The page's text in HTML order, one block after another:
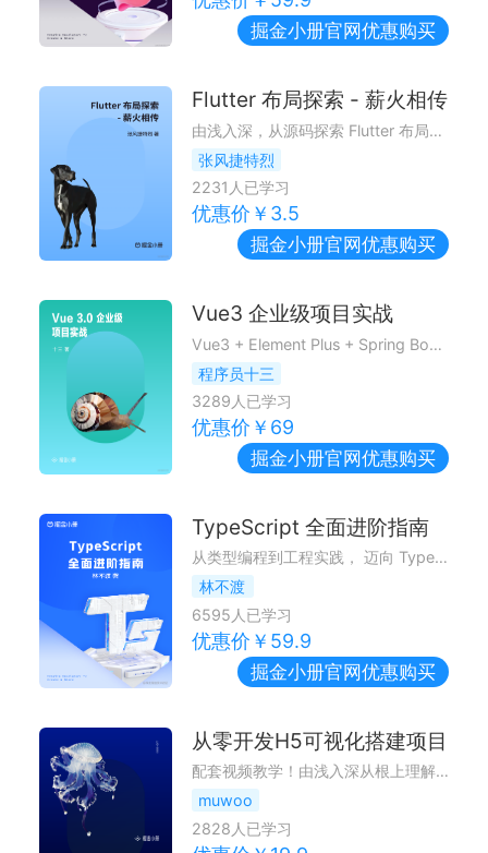
掘金小册官网优惠购买
Flutter 布局探索 - 薪火相传
由浅入深，从源码探索 Flutter 布局原理~
张风捷特烈
2231 人已学习
优惠价￥ 3.5
掘金小册官网优惠购买
Vue3 企业级项目实战
Vue3 + Element Plus + Spring Boot 企业级项目开发，升职加薪，快人一步。
程序员十三
3289 人已学习
优惠价￥ 69
掘金小册官网优惠购买
TypeScript 全面进阶指南
从类型编程到工程实践， 迈向 TypeScript 高级玩家
林不渡
6595 人已学习
优惠价￥ 59.9
掘金小册官网优惠购买
从零开发H5可视化搭建项目
配套视频教学！由浅入深从根上理解可视化搭建这回事，紧贴业务设计符合业务需要的搭建体系。
muwoo
2828 人已学习